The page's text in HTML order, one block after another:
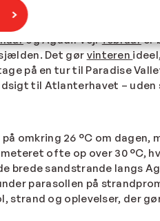
ogAgadir vejrfebruarer
Det gør vinteren
på en tur til Paradise
til Atlanterhavet – uden
omkring 26 °C om
ofte op over 30
brede sandstrande langs
parasollen på
strand og oplevelser, der